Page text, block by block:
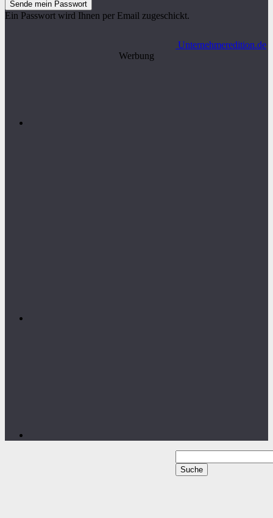
Ein Passwort wird Ihnen per Email zugeschickt.
Unternehmeredition.de
Werbung